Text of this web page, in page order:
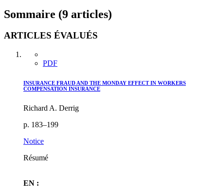
Sommaire (9 articles)
ARTICLES ÉVALUÉS
PDF
INSURANCE FRAUD AND THE MONDAY EFFECT IN WORKERS
COMPENSATION INSURANCE
Richard A. Derrig
p. 183–199
Notice
Résumé
EN :